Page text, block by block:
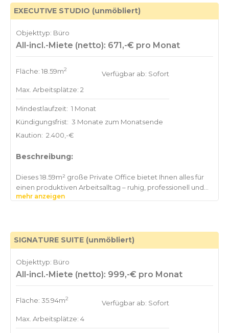
EXECUTIVE STUDIO (unmöbliert)
Objekttyp: Büro
All-incl.-Miete (netto): 671,-€ pro Monat
Fläche: 18.59m2
Max. Arbeitsplätze: 2
Verfügbar ab: Sofort
Mindestlaufzeit: 1 Monat
Kündigungsfrist: 3 Monate zum Monatsende
Kaution: 2.400,-€
Beschreibung:
Dieses 18.59m² große Private Office bietet Ihnen alles für
einen produktiven Arbeitsalltag – ruhig, professionell und
voll ausgestattet. Das Büro befindet sich in Hans-Henny-
mehr anzeigen
SIGNATURE SUITE (unmöbliert)
Objekttyp: Büro
All-incl.-Miete (netto): 999,-€ pro Monat
Fläche: 35.94m2
Max. Arbeitsplätze: 4
Verfügbar ab: Sofort